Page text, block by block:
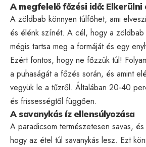
A megfelelő főzési idő:
A zöldbab könnyen túlfőhet, ami
és élénk színét. A cél, hogy a
mégis tartsa meg a formáját és egy
Ezért fontos, hogy ne főzzük túl!
a puhaságát a főzés során, és amint
vegyük le a tűzről. Általában 20-40
és frissességtől függően.
A savanykás íz ellensúlyozása
A paradicsom természetesen savas,
hogy az étel túl savanykás lesz. Ezt